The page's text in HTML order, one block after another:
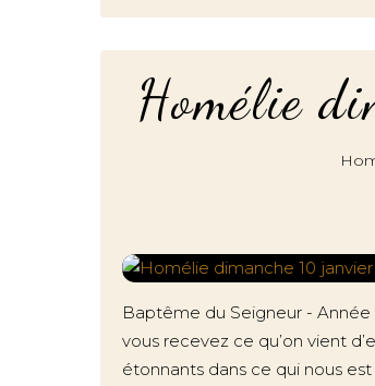
Homélie
Baptême du Seigneur - Année
vous recevez ce qu’on vient
étonnants dans ce qui nous